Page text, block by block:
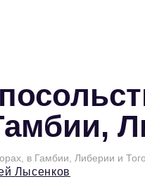
в Гамбии, Либерии и Того
Лысенков